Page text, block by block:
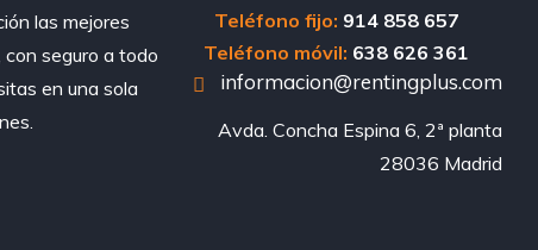
las mejores
seguro a todo
en una sola
Teléfono fijo: 914 858 657
Teléfono móvil: 638 626 361
informacion@rentingplus.com
Avda. Concha Espina 6, 2ª planta
28036 Madrid